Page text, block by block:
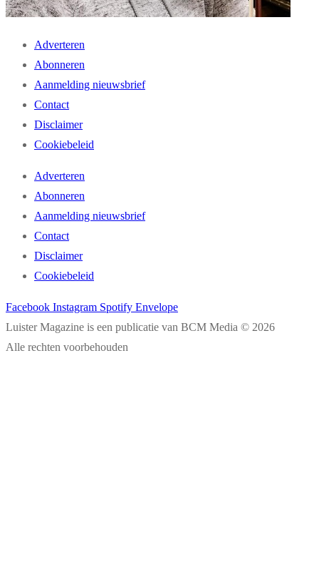
Adverteren
Abonneren
Aanmelding nieuwsbrief
Contact
Disclaimer
Cookiebeleid
Adverteren
Abonneren
Aanmelding nieuwsbrief
Contact
Disclaimer
Cookiebeleid
Facebook Instagram Spotify Envelope
Luister Magazine is een publicatie van BCM Media © 2026
Alle rechten voorbehouden